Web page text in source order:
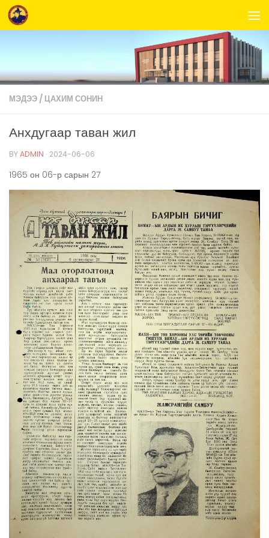
Skip to content
МЭДЭЭ / ЦАХИМ СОНИН
Анхдугаар таван жил
BYADMIN · 2024-06-06
1965 он 06-р сарын 27